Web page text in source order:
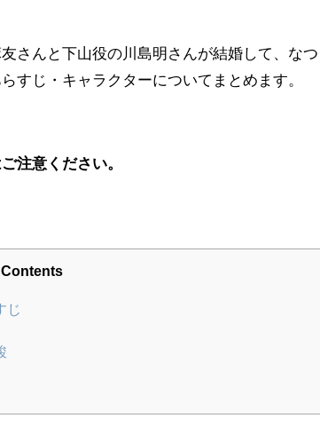
さんと下山役の川島明さんが結婚して、なつ
すじ・キャラクターについてまとめます。
注意ください。
Contents
じ